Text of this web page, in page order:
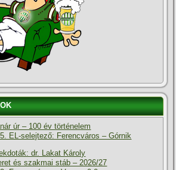
úr – 100 év történelem
EL-selejtező: Ferencváros – Górnik
dr. Lakat Károly
és szakmai stáb – 2026/27